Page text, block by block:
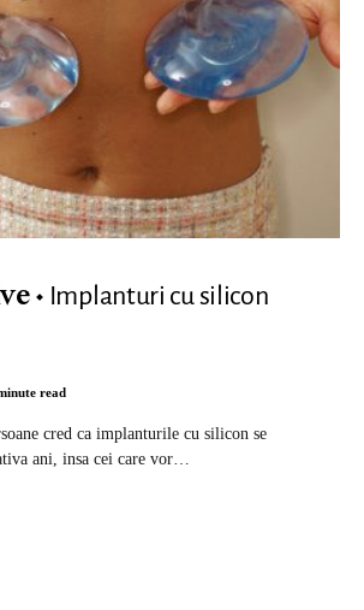
Implanturi cu silicon
read
cred ca implanturile cu silicon se
ani, insa cei care vor…